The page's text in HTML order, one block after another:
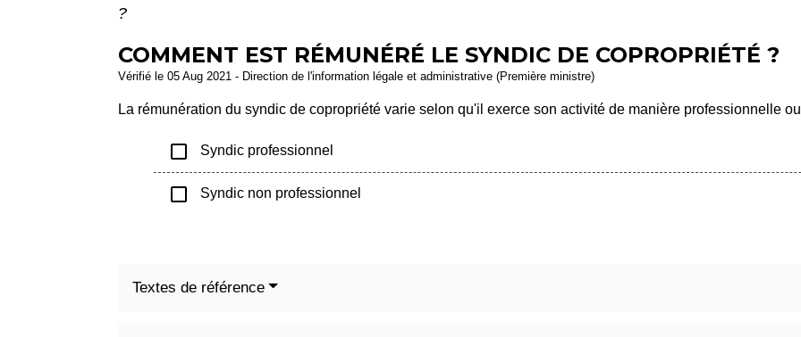
?
COMMENT EST RÉMUNÉRÉ LE SYNDIC DE COPROPRIÉTÉ ?
Vérifié le 05 Aug 2021 - Direction de l'information légale et administrative (Première ministre)
La rémunération du syndic de copropriété varie selon qu'il exerce son activité de manière professionnelle
check_box_outline_blank Syndic professionnel
check_box_outline_blank Syndic non professionnel
Textes de référence